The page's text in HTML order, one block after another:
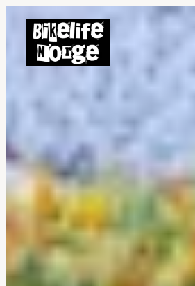
innhold